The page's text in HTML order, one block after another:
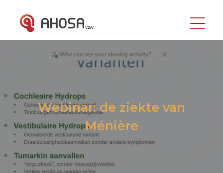
vzw
Webinar: de ziekte van
Ménière